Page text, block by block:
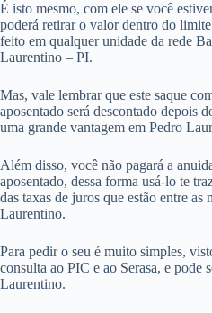
É isto mesmo, com ele se você
poderá retirar o valor dentro do
feito em qualquer unidade da rede
Laurentino – PI.
Mas, vale lembrar que este saque
aposentado será descontado depois
uma grande vantagem em Pedro
Além disso, você não pagará a
aposentado, dessa forma usá-lo te
das taxas de juros que estão entre
Laurentino.
Para pedir o seu é muito simples,
consulta ao PIC e ao Serasa, e pode
Laurentino.